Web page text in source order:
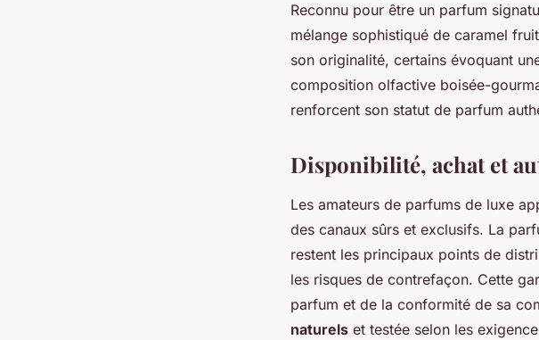
Reconnu pour être un parfum
mélange sophistiqué de caramel
son originalité, certains évoquant
composition olfactive boisée-
renforcent son statut de parfum
Disponibilité, achat et
Les amateurs de parfums de luxe
des canaux sûrs et exclusifs. La
restent les principaux points de
les risques de contrefaçon. Cette
parfum et de la conformité de sa
naturels et testée selon les